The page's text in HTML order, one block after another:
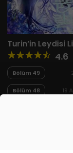
Turin’in Leydisi
4.6
Bölüm 49
Bölüm 48 19